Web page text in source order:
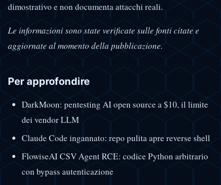
dimostrativo e non documenta attacchi reali.
Le informazioni sono state verificate sulle fonti citate e
aggiornate al momento della pubblicazione.
Per approfondire
DarkMoon: pentesting AI open source a $10, il limite
dei vendor LLM
Claude Code ingannato: repo pulita apre reverse shell
FlowiseAI CSV Agent RCE: codice Python arbitrario
con bypass autenticazione